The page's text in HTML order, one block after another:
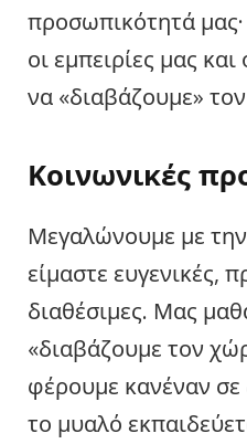
προσωπικότητά
οι εμπειρίες μας
να «διαβάζουμε»
Κοινωνικές
Μεγαλώνουμε με την
είμαστε ευγενικές,
διαθέσιμες. Μας
«διαβάζουμε τον
φέρουμε κανέναν
το μυαλό